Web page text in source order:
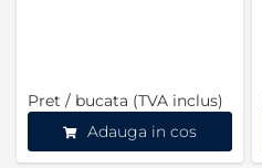
Pret / bucata (TVA inclus)
Adauga in cos